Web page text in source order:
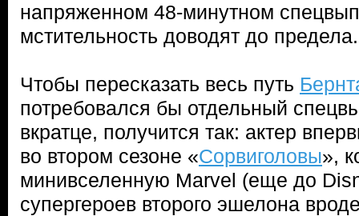
напряженном 48-минутном
мстительность доводят до предела.
Чтобы пересказать весь путь
потребовался бы отдельный
вкратце, получится так: актер
во втором сезоне «Сорвиголовы»,
минивселенную Marvel (еще до
супергероев второго эшелона